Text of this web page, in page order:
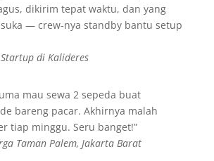
dikirim tepat waktu, dan yang
— crew-nya standby bantu setup
Startup di Kalideres
mau sewa 2 sepeda buat
bareng pacar. Akhirnya malah
tiap minggu. Seru banget!”
Taman Palem, Jakarta Barat